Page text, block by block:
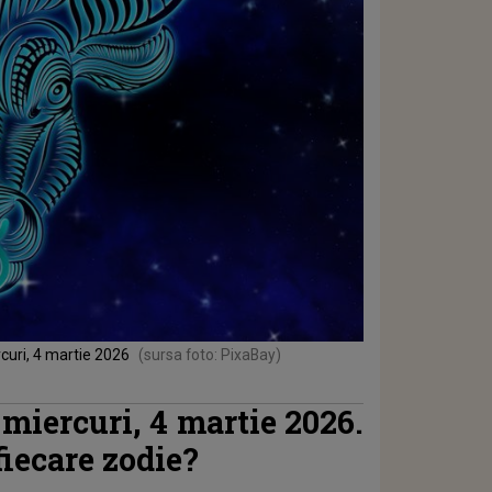
4 martie 2026 (sursa foto: PixaBay)
4 martie 2026.
zodie?